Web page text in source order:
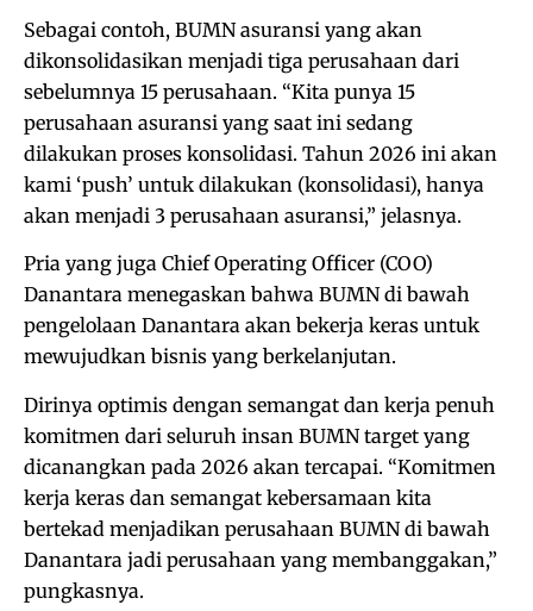
Sebagai contoh, BUMN asuransi yang akan
dikonsolidasikan menjadi tiga perusahaan dari
sebelumnya 15 perusahaan. “Kita punya 15
perusahaan asuransi yang saat ini sedang
dilakukan proses konsolidasi. Tahun 2026 ini akan
kami ‘push’ untuk dilakukan (konsolidasi), hanya
akan menjadi 3 perusahaan asuransi,” jelasnya.
Pria yang juga Chief Operating Officer (COO)
Danantara menegaskan bahwa BUMN di bawah
pengelolaan Danantara akan bekerja keras untuk
mewujudkan bisnis yang berkelanjutan.
Dirinya optimis dengan semangat dan kerja penuh
komitmen dari seluruh insan BUMN target yang
dicanangkan pada 2026 akan tercapai. “Komitmen
kerja keras dan semangat kebersamaan kita
bertekad menjadikan perusahaan BUMN di bawah
Danantara jadi perusahaan yang membanggakan,”
pungkasnya.